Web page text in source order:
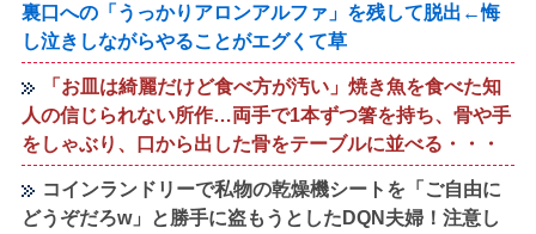
裏口への「うっかりアロンアルファ」を残して脱出←悔
し泣きしながらやることがエグくて草
「お皿は綺麗だけど食べ方が汚い」焼き魚を食べた知
人の信じられない所作…両手で1本ずつ箸を持ち、骨や手
をしゃぶり、口から出した骨をテーブルに並べる・・・
コインランドリーで私物の乾燥機シートを「ご自由に
どうぞだろw」と勝手に盗もうとしたDQN夫婦！注意し